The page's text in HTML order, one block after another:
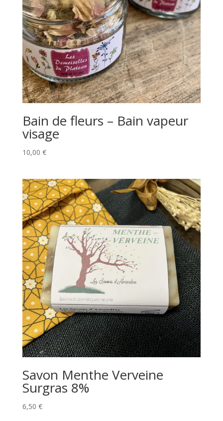
Bain de fleurs – Bain vapeur
visage
10,00 €
Savon Menthe Verveine
Surgras 8%
6,50 €